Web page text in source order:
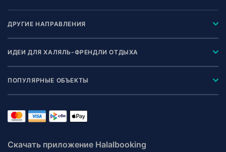
ДРУГИЕ НАПРАВЛЕНИЯ
ИДЕИ ДЛЯ ХАЛЯЛЬ-ФРЕНДЛИ ОТДЫХА
ПОПУЛЯРНЫЕ ОБЪЕКТЫ
Скачать приложение Halalbooking